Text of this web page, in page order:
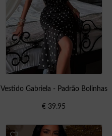
Vestido Gabriela - Padrão Bolinhas
€ 39.95